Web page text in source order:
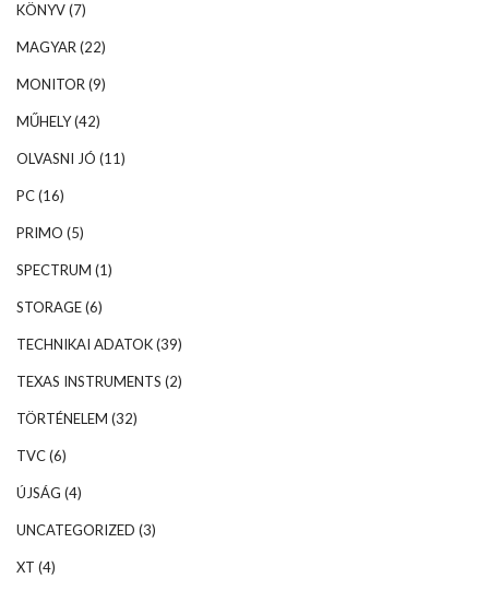
KÖNYV(7)
MAGYAR(22)
MONITOR(9)
MŰHELY(42)
OLVASNI JÓ (11)
PC(16)
PRIMO (5)
SPECTRUM (1)
STORAGE(6)
TECHNIKAI ADATOK(39)
TEXAS INSTRUMENTS (2)
TÖRTÉNELEM (32)
TVC(6)
ÚJSÁG (4)
UNCATEGORIZED (3)
XT (4)